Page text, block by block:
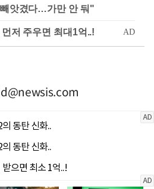
앗겼다…가만 안 둬"